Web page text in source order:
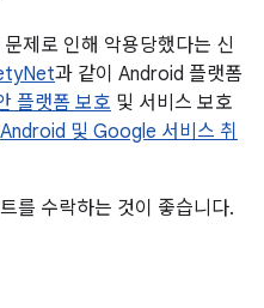
제로 인해 악용당했다는 신
과 같이 Android 플랫폼
플랫폼 보호 및 서비스 보호
Android 및 Google 서비스 취
를 수락하는 것이 좋습니다.